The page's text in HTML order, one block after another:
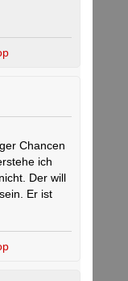
Chancen
ich
Der will
Er ist